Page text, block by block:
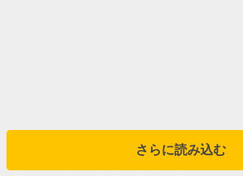
さらに読み込む